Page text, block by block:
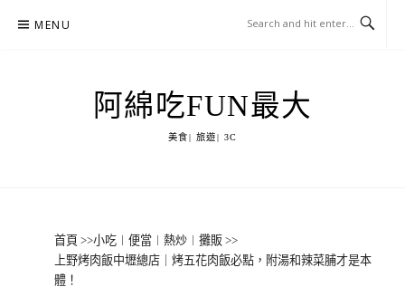
MENU
阿綿吃FUN最大
美食| 旅遊| 3C
首頁 >>小吃︱便當︱熱炒︱攤販 >>
上野烤肉飯中壢總店｜烤五花肉飯必點，附湯和辣菜脯才是本
體！